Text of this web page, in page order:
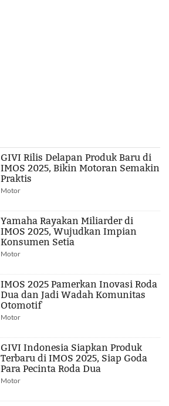
GIVI Rilis Delapan Produk Baru di
IMOS 2025, Bikin Motoran Semakin
Praktis
Motor
Yamaha Rayakan Miliarder di
IMOS 2025, Wujudkan Impian
Konsumen Setia
Motor
IMOS 2025 Pamerkan Inovasi Roda
Dua dan Jadi Wadah Komunitas
Otomotif
Motor
GIVI Indonesia Siapkan Produk
Terbaru di IMOS 2025, Siap Goda
Para Pecinta Roda Dua
Motor